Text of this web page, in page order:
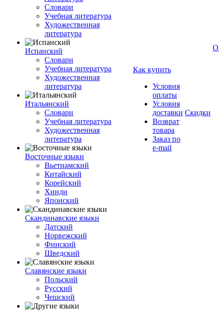
Словари
Учебная литература
Художественная
литература
Испанский
Словари
Учебная литература
Художественная
литература
Итальянский
Словари
Учебная литература
Художественная
литература
Восточные языки
Вьетнамский
Китайский
Корейский
Хинди
Японский
Скандинавские языки
Датский
Норвежский
Финский
Шведский
Славянские языки
Польский
Русский
Чешский
Как купить
Условия
оплаты
Условия
доставки
Возврат
товара
Заказ по
e-mail
Скидки
О